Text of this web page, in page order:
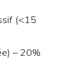
innovantes.
(<15
– 20%